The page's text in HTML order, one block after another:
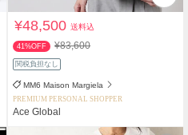
¥48,500送料込
41%OFF ¥83,600
関税負担なし
MM6 Maison Margiela
PREMIUM PERSONAL SHOPPER
Ace Global